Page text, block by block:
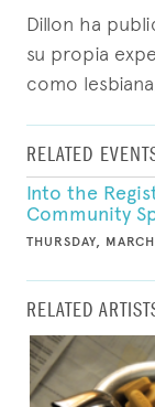
Dillon ha
su propia
como
RELATED
Into the
Community
THURSDAY,
RELATED